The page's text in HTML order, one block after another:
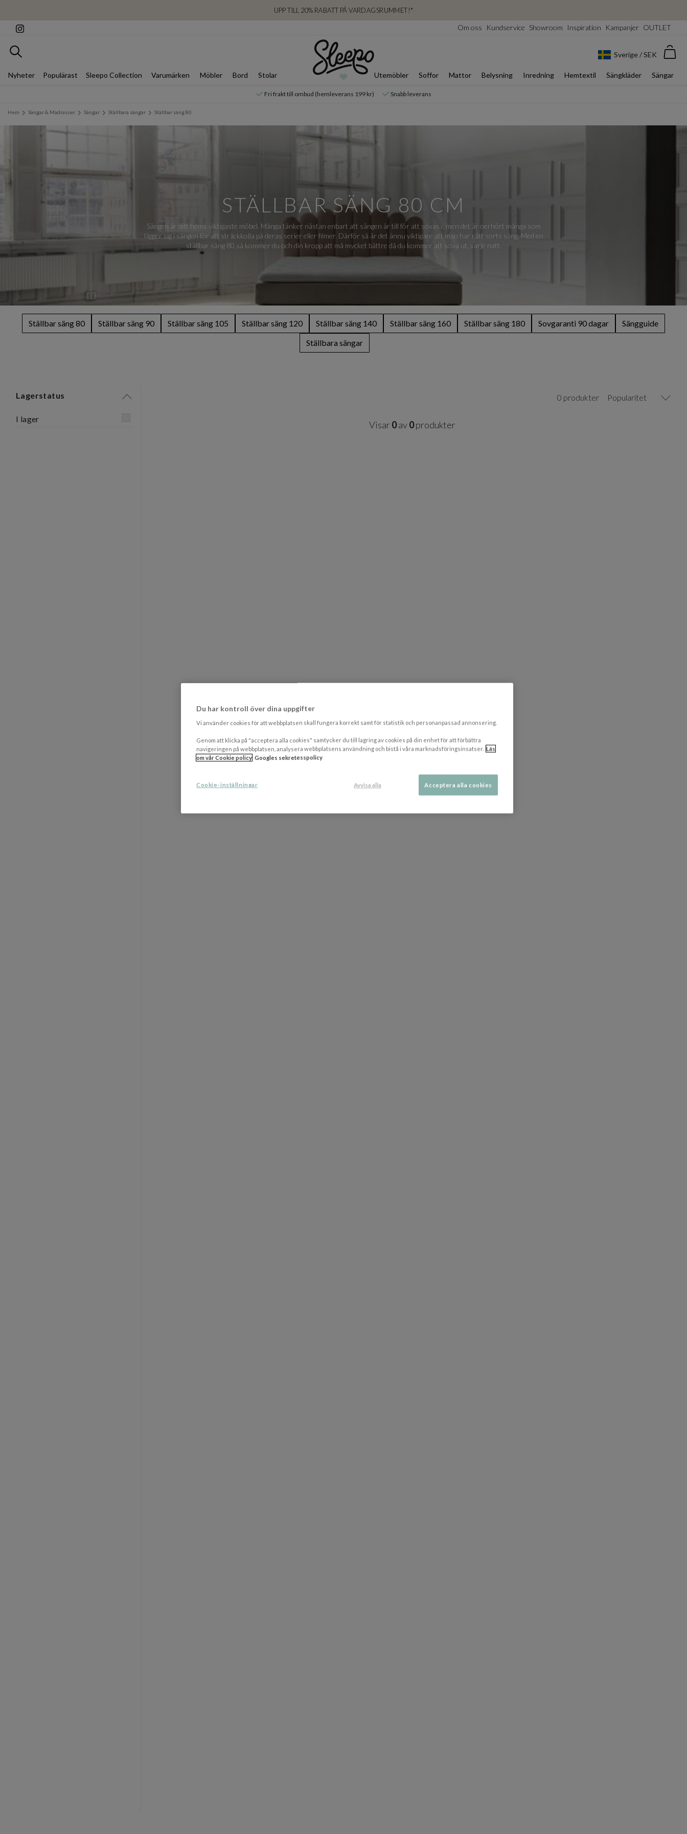
UPP TILL 20% RABATT PÅ VARDAGSRUMMET!*
Om oss Kundservice Showroom Inspiration Kampanjer OUTLET
Sök Sverige / SEK
Nyheter Populärast Sleepo Collection Varumärken Möbler Bord Stolar Utemöbler Soffor Mattor Belysning Inredning Hemtextil Sängkläder Sängar
Fri frakt till ombud (hemleverans 199 kr) Snabb leverans
Hem Sängar & Madrasser Sängar Ställbara sängar Ställbar säng 80
STÄLLBAR SÄNG 80 CM
Sängen är ditt hems viktigaste möbel. Många tänker nästan enbart att sängen är till för att sovas i, men det är oerhört många som
lägger sig i sängen för att sträckkolla på deras serier eller filmer. Därför så är det ännu viktigare att man har rätt sorts säng. Med en
ställbar säng 80 så kommer du och din kropp att må mycket bättre då du kommer att sova ut, varje natt.
Ställbar säng 80 Ställbar säng 90 Ställbar säng 105 Ställbar säng 120 Ställbar säng 140 Ställbar säng 160 Ställbar säng 180 Sovgaranti 90 dagar
Sängguide
Ställbara sängar
Lagerstatus
I lager
0 produkter Popularitet
Visar 0av0produkter
Du har kontroll över dina uppgifter
Vi använder cookies för att webbplatsen skall fungera korrekt samt för statistik och personanpassad annonsering.
Genom att klicka på "acceptera alla cookies" samtycker du till lagring av cookies på din enhet för att förbättra
navigeringen på webbplatsen, analysera webbplatsens användning och bistå i våra marknadsföringsinsatser. Läs
om vår Cookie policy Googles sekretesspolicy
Cookie-inställningar Avvisa alla Acceptera alla cookies